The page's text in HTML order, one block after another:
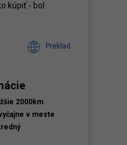
kúpiť - bol
Preklad
2000km
v meste